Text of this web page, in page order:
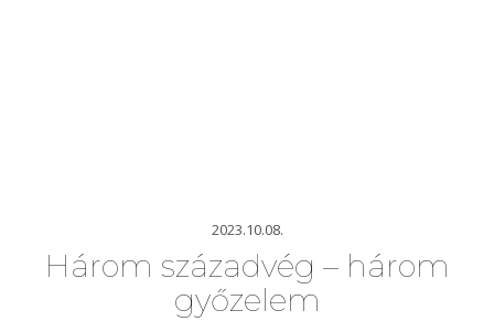
2023.10.08.
Három századvég – három
győzelem